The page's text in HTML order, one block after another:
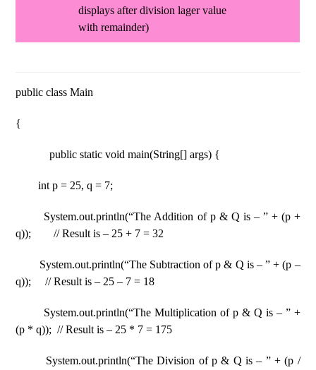
displays after division lager value
with remainder)
public class Main
{
public static void main(String[] args) {
int p = 25, q = 7;
System.out.println(“The Addition of p & Q is – ” + (p +
q)); // Result is – 25 + 7 = 32
System.out.println(“The Subtraction of p & Q is – ” + (p –
q)); // Result is – 25 – 7 = 18
System.out.println(“The Multiplication of p & Q is – ” +
(p * q)); // Result is – 25 * 7 = 175
System.out.println(“The Division of p & Q is – ” + (p /